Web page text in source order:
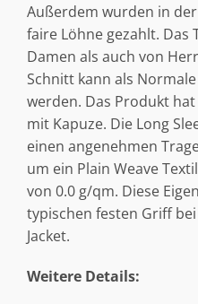
Außerdem wurden in
faire Löhne gezahlt. Das
Damen als auch von
Schnitt kann als
werden. Das Produkt
mit Kapuze. Die Long
einen angenehmen
um ein Plain Weave
von 0.0 g/qm. Diese
typischen festen Griff
Jacket.
Weitere Details: